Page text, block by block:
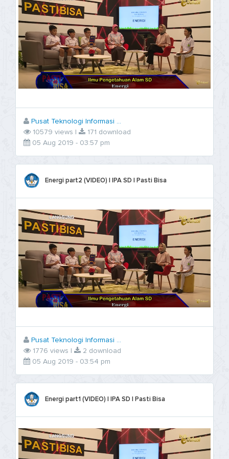
Pusat Teknologi Informasi ...
10579 views |
171 download
05 Aug 2019 - 03:57 pm
Energi part2 (VIDEO) | IPA SD | Pasti Bisa
Pusat Teknologi Informasi ...
1776 views |
2 download
05 Aug 2019 - 03:54 pm
Energi part1 (VIDEO) | IPA SD | Pasti Bisa